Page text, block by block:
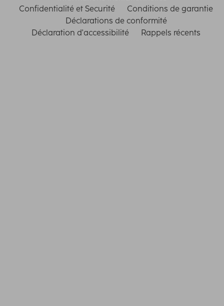
Confidentialité et Securité
Conditions de garantie
Déclarations de conformité
Déclaration d'accessibilité
Rappels récents